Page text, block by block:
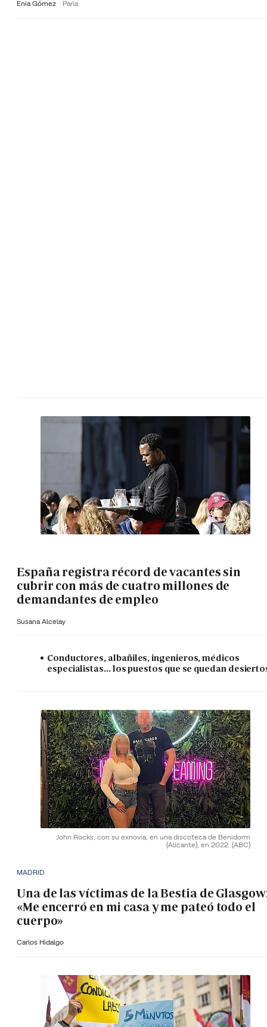
Enia Gómez Parla
España registra récord de vacantes sin
cubrir con más de cuatro millones de
demandantes de empleo
Susana Alcelay
Conductores, albañiles, ingenieros, médicos
especialistas... los puestos que se quedan
John Rocks, con su exnovia, en una discoteca de Benidorm
(Alicante), en 2022. (ABC)
MADRID
Una de las víctimas de la Bestia de
«Me encerró en mi casa y me pateó todo el
cuerpo»
Carlos Hidalgo